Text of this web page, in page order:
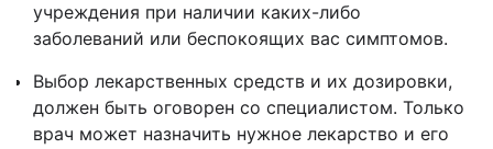
учреждения при наличии каких-либо
заболеваний или беспокоящих вас симптомов.
Выбор лекарственных средств и их дозировки,
должен быть оговорен со специалистом. Только
врач может назначить нужное лекарство и его